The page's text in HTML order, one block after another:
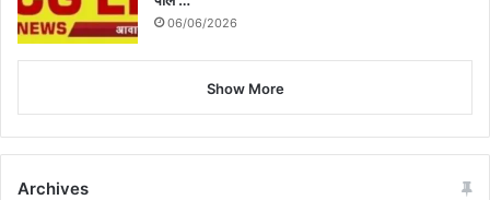
06/06/2026
Show More
Archives